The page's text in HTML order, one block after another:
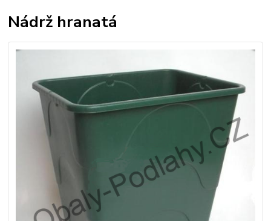
Nádrž hranatá